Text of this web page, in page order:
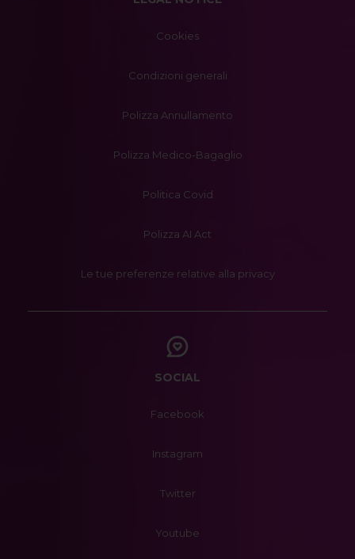
Cookies
Condizioni generali
Polizza Annullamento
Polizza Medico-Bagaglio
Politica Covid
Polizza AI Act
Le tue preferenze relative alla privacy
SOCIAL
Facebook
Instagram
Twitter
Youtube